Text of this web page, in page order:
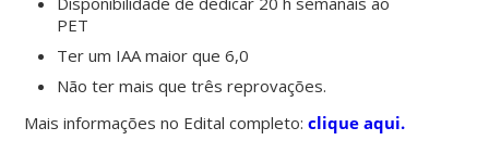
PET
Ter um IAA maior que 6,0
Não ter mais que três reprovações.
Mais informações no Edital completo:clique aqui.